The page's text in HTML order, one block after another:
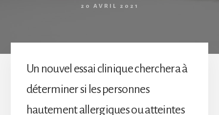
20 AVRIL 2021
Un nouvel essai clinique cherchera à
déterminer si les personnes
hautement allergiques ou atteintes